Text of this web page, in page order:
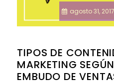
agosto 31, 2017
TIPOS DE
MARKETING
EMBUDO DE